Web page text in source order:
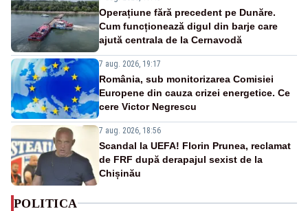
Operațiune fără precedent pe Dunăre.
Cum funcționează digul din barje care
ajută centrala de la Cernavodă
7 aug. 2026, 19:17
România, sub monitorizarea Comisiei
Europene din cauza crizei energetice. Ce
cere Victor Negrescu
7 aug. 2026, 18:56
Scandal la UEFA! Florin Prunea, reclamat
de FRF după derapajul sexist de la
Chișinău
POLITICA